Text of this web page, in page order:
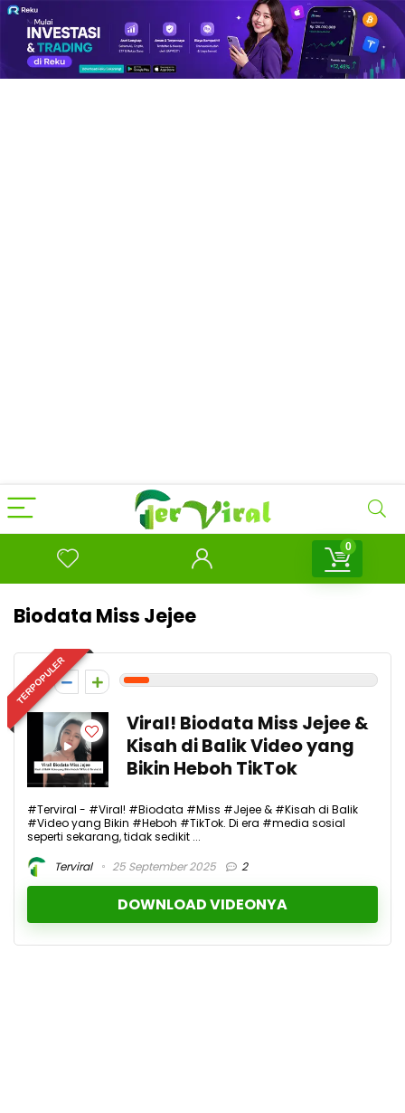
0
Biodata Miss Jejee
TERPOPULER
1
Viral! Biodata Miss Jejee &
Kisah di Balik Video yang
Bikin Heboh TikTok
#Terviral - #Viral! #Biodata #Miss #Jejee & #Kisah di Balik
#Video yang Bikin #Heboh #TikTok. Di era #media sosial
seperti sekarang, tidak sedikit ...
Terviral
25 September 2025 2
DOWNLOAD VIDEONYA